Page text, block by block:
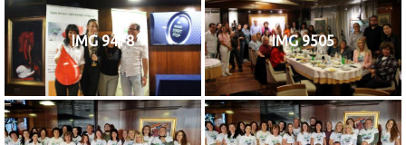
IMG 9478 IMG 9505